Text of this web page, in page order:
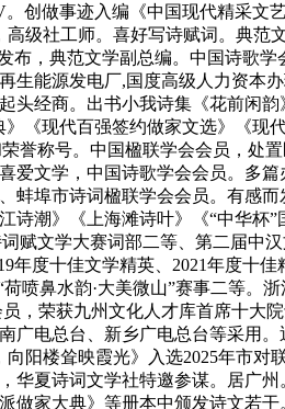
做事迹入编《中国现代精采文
级社工师。喜好写诗赋词。典
，典范文学副总编。中国诗歌
能源发电厂,国度高级人力资本
经商。出书小我诗集《花前闲
《现代百强签约做家文选》《现
称号。中国楹联学会会员，处
爱文学，中国诗歌学会会员。多
埠市诗词楹联学会会员。有感
潮》《上海滩诗叶》《“中华杯”
赋文学大赛词部二等、第二届中
度十佳文学精英、2021年度十
鼻水韵·大美微山”赛事二等。
，荣获九州文化人才库首席十大
广电总台、新乡广电总台等采用
阳楼耸映霞光》入选2025年市
夏诗词文学社特邀参谋。居广
家大典》等册本中颁发诗文若